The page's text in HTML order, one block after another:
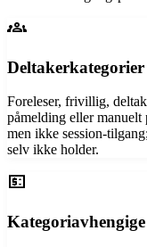
groups
Deltakerkategorier
Foreleser, frivillig,
påmelding eller
men ikke session-
selv ikke holder.
price_change